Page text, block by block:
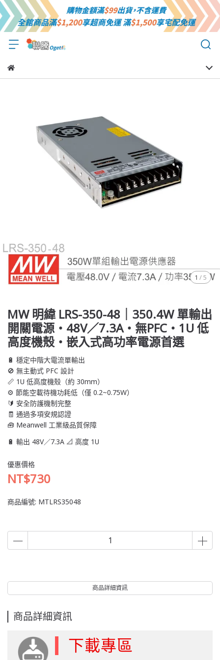
1 /5
MW 明緯 LRS-350-48｜350.4W 單輸出
開關電源・48V／7.3A・無PFC・1U 低
高度機殼・嵌入式高功率電源首選
🔋 穩定中階大電流單輸出
🚫 無主動式 PFC 設計
📏 1U 低高度機殼（約 30mm）
⚙️ 節能空載待機功耗低（僅 0.2~0.75W）
🔰 安全防護機制完整
🧾 通過多項安規認證
🧰 Meanwell 工業級品質保障
🔋 輸出 48V／7.3A 📐 高度 1U
優惠價格
NT$730
商品編號: MTLRS35048
商品詳細資訊
商品詳細資訊
下載專區